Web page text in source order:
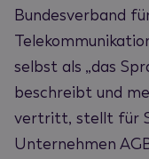
Bundesverband
selbst als „das
beschreibt und
vertritt, stellt für
Unternehmen